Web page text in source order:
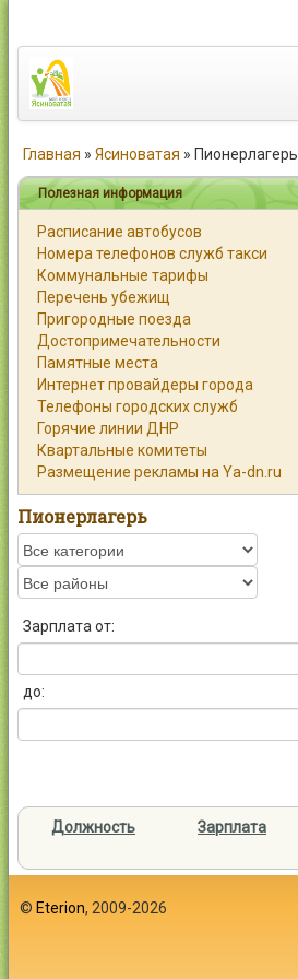
Город
Статьи
Каталог
Справочник
Работа
Объявления
Помощь
Контакты
Главная » Ясиноватая » Пионерлагерь
Полезная информация
Расписание автобусов
Номера телефонов служб такси
Коммунальные тарифы
Перечень убежищ
Пригородные поезда
Достопримечательности
Памятные места
Интернет провайдеры города
Телефоны городских служб
Горячие линии ДНР
Квартальные комитеты
Размещение рекламы на Ya-dn.ru
Пионерлагерь
Зарплата от:
до:
Должность Зарплата
© Eterion, 2009-2026